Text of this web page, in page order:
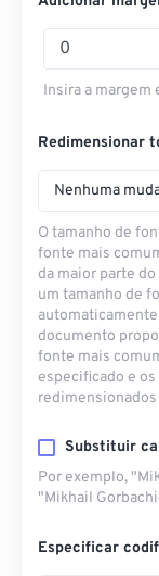
Insira a margem
Redimensionar
Nenhuma
O tamanho de
fonte mais
da maior parte
um tamanho de
documento
fonte mais
especificado e
Substituir
Por exemplo,
"Mikhail
Especificar